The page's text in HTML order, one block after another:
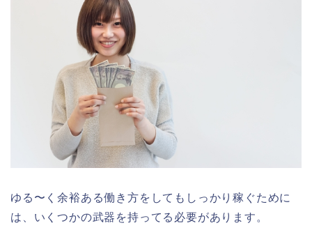
ゆる〜く余裕ある働き方をしてもしっかり稼ぐために
は、いくつかの武器を持ってる必要があります。